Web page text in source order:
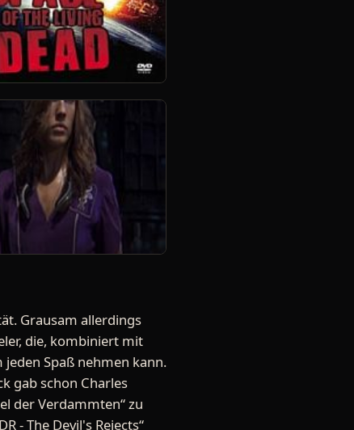
Grausam allerdings
die, kombiniert mit
Spaß nehmen kann.
gab schon Charles
der Verdammten“ zu
- The Devil's Rejects“